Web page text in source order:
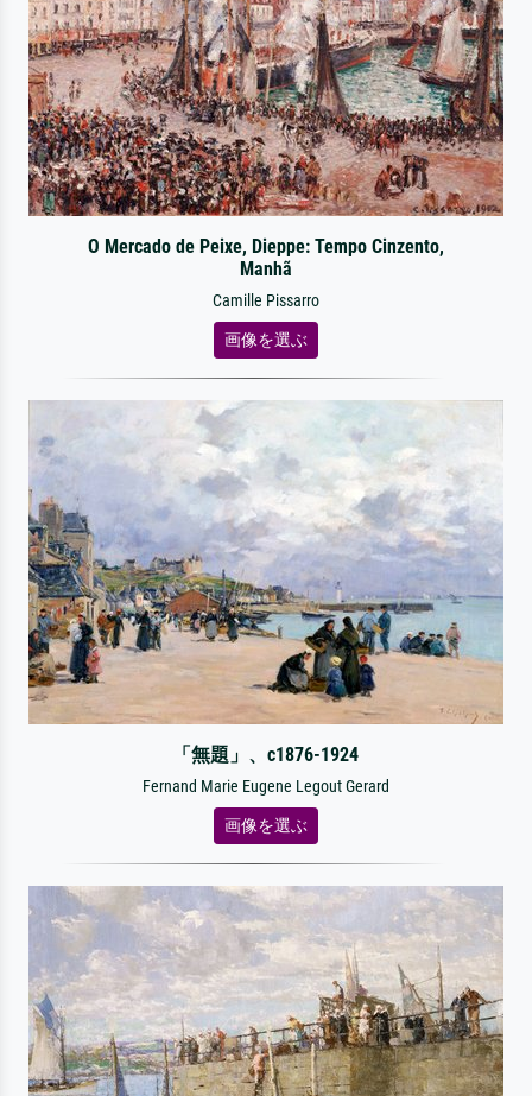
O Mercado de Peixe, Dieppe: Tempo Cinzento,
Manhã
Camille Pissarro
画像を選ぶ
「無題」、c1876-1924
Fernand Marie Eugene Legout Gerard
画像を選ぶ